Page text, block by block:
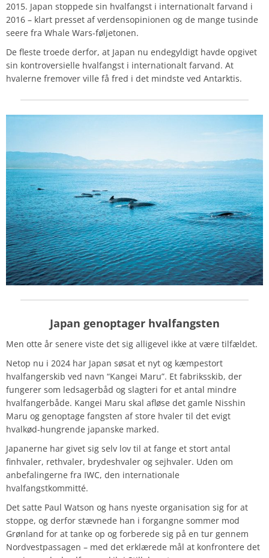
2015. Japan stoppede sin hvalfangst i internationalt farvand i
2016 – klart presset af verdensopinionen og de mange tusinde
seere fra Whale Wars-føljetonen.
De fleste troede derfor, at Japan nu endegyldigt havde opgivet
sin kontroversielle hvalfangst i internationalt farvand. At
hvalerne fremover ville få fred i det mindste ved Antarktis.
Japan genoptager hvalfangsten
Men otte år senere viste det sig alligevel ikke at være tilfældet.
Netop nu i 2024 har Japan søsat et nyt og kæmpestort
hvalfangerskib ved navn “Kangei Maru”. Et fabriksskib, der
fungerer som ledsagerbåd og slagteri for et antal mindre
hvalfangerbåde. Kangei Maru skal afløse det gamle Nisshin
Maru og genoptage fangsten af store hvaler til det evigt
hvalkød-hungrende japanske marked.
Japanerne har givet sig selv lov til at fange et stort antal
finhvaler, rethvaler, brydeshvaler og sejhvaler. Uden om
anbefalingerne fra IWC, den internationale
hvalfangstkommitté.
Det satte Paul Watson og hans nyeste organisation sig for at
stoppe, og derfor stævnede han i forgangne sommer mod
Grønland for at tanke op og forberede sig på en tur gennem
Nordvestpassagen – med det erklærede mål at konfrontere det